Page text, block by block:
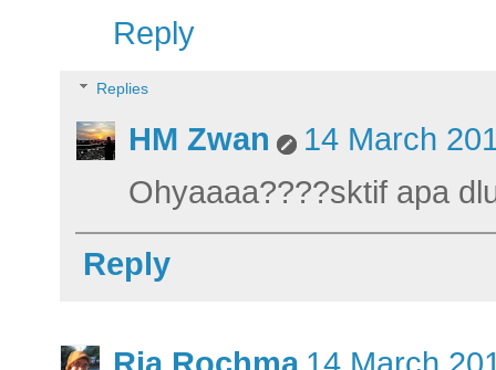
Reply
Replies
HM Zwan
14 March
Ohyaaaa????sktif apa
Reply